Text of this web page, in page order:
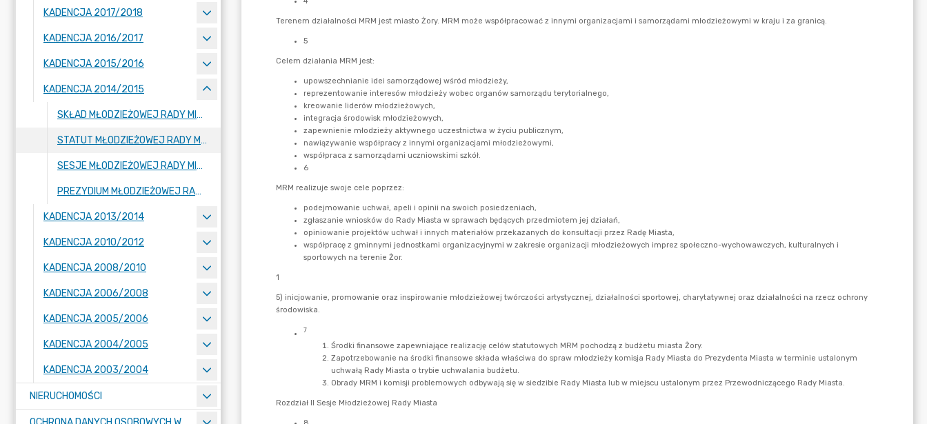
KADENCJA 2017/2018
KADENCJA 2016/2017
KADENCJA 2015/2016
KADENCJA 2014/2015
SKŁAD MŁODZIEŻOWEJ RADY MIASTA
STATUT MŁODZIEŻOWEJ RADY MIASTA
SESJE MŁODZIEŻOWEJ RADY MIASTA
PREZYDIUM MŁODZIEŻOWEJ RADY MIASTA
KADENCJA 2013/2014
KADENCJA 2010/2012
KADENCJA 2008/2010
KADENCJA 2006/2008
KADENCJA 2005/2006
KADENCJA 2004/2005
KADENCJA 2003/2004
NIERUCHOMOŚCI